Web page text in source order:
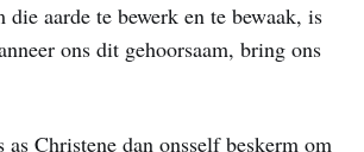
die aarde te bewerk en te bewaak, is
ons dit gehoorsaam, bring ons
as Christene dan onsself beskerm om